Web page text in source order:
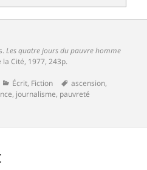
.Les quatre jours du pauvre homme
la Cité, 1977, 243p.
Catégories
Écrit, Fiction
Mots-
clés
ascension,
, journalisme, pauvreté